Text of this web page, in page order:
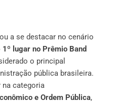
a se destacar no cenário
1º lugar no Prêmio Band
o principal
pública brasileira.
na categoria
e Ordem Pública,